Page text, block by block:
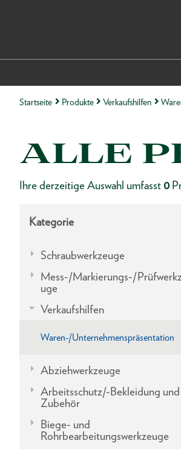
Startseite Produkte Verkaufshilfen
ALLE
Ihre derzeitige Auswahl umfasst 0
Kategorie
Schraubwerkzeuge
Mess-/Markierungs-/
uge
Verkaufshilfen
Waren-/Unternehmenspräsentation
Abziehwerkzeuge
Arbeitsschutz/-Bekleidung und
Zubehör
Biege- und
Rohrbearbeitungswerkzeuge